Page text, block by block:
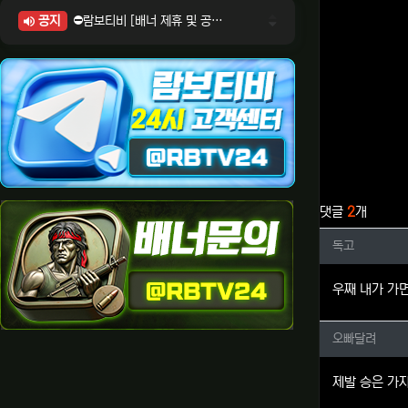
댓글 2개
독고님의
독고
우째 내가 가
오빠달
오빠달려
제발 승은 가
공지
⛔람보티비 [배너 제휴 및 공식 입점 문의 안내]
⛔람보티비 [정회원 등급UP! 안내사항]
⛔람보티비 [채팅방 이용시 주의사항]
⛔람보티비 [공식보증업체 안내]